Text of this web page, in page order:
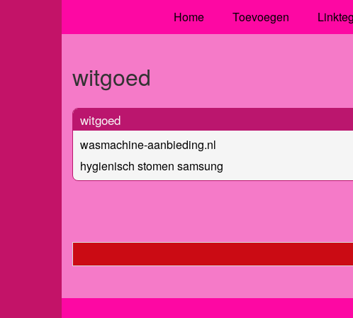
Home Toevoegen
witgoed
witgoed
wasmachine-aanbieding.nl
hygienisch stomen samsung